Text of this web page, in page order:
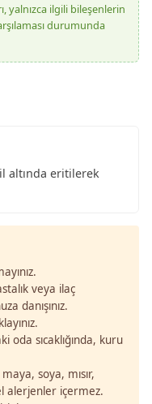
yalnızca ilgili bileşenlerin
durumunda
altında eritilerek
veya ilaç
danışınız.
oda sıcaklığında, kuru
soya, mısır,
alerjenler içermez.